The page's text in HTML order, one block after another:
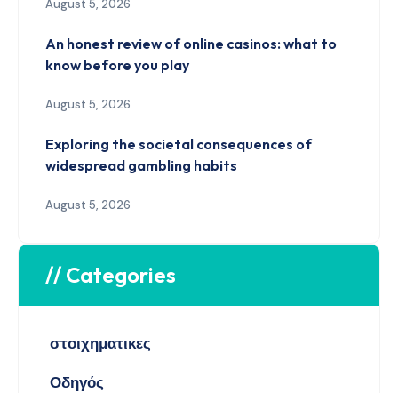
August 5, 2026
An honest review of online casinos: what to
know before you play
August 5, 2026
Exploring the societal consequences of
widespread gambling habits
August 5, 2026
// Categories
στοιχηματικες
Οδηγός